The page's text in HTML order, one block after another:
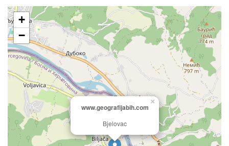
www.geografijabih.com
Bjelovac
×
+
−